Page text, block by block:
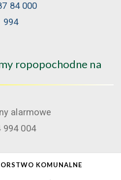
84 000
994
ropopochodne na
alarmowe
994 004
KOMUNALNE